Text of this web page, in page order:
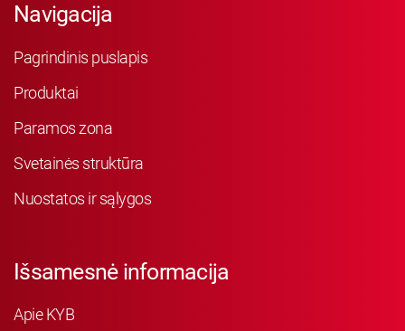
Navigacija
Pagrindinis puslapis
Produktai
Paramos zona
Svetainės struktūra
Nuostatos ir sąlygos
Išsamesnė informacija
Apie KYB